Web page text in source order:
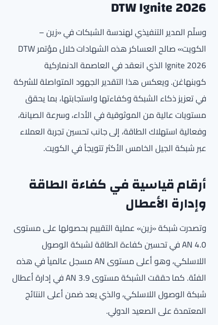
DTW Ignite 2026
وسلّم المدير التنفيذي لهندسة الشبكات في «زين –
الكويت» صالح العساكر هذه الشهادات خلال مؤتمر DTW
Ignite 2026 الذي انعقد في العاصمة الدنماركية
كوبنهاغن. ويعكس هذا التقدير الجهود المتواصلة للشركة
في تعزيز ذكاء الشبكة وكفاءتها واستجابتها، بما يحقق
مستويات عالية من الموثوقية في الأداء، وسرعة الصيانة،
وفعالية استهلاك الطاقة، إلى جانب تحسين تجربة العملاء
عبر شبكة الجيل الخامس الأكثر تتويجاً في الكويت.
أرقام قياسية في كفاءة الطاقة
وإدارة الأعطال
وتصدرت شبكة «زين» عملية التقييم بحصولها على مستوى
AN 4.0 في تحسين كفاءة الطاقة لشبكة الوصول
اللاسلكي، وهو أعلى مستوى AN مسجل عالمياً في هذه
الفئة. كما حققت الشبكة مستوى AN 3.9 في إدارة أعطال
شبكة الوصول اللاسلكي، والذي يعد ضمن أعلى النتائج
المعتمدة على الصعيد الدولي.